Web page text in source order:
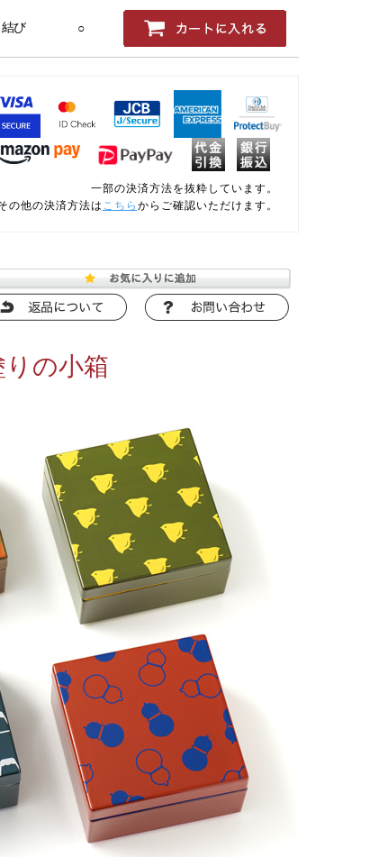
結び ○
一部の決済方法を抜粋しています。
の他の決済方法は こちら からご確認いただけます。
の小箱